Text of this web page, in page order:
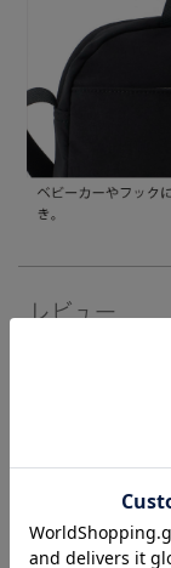
レビュー